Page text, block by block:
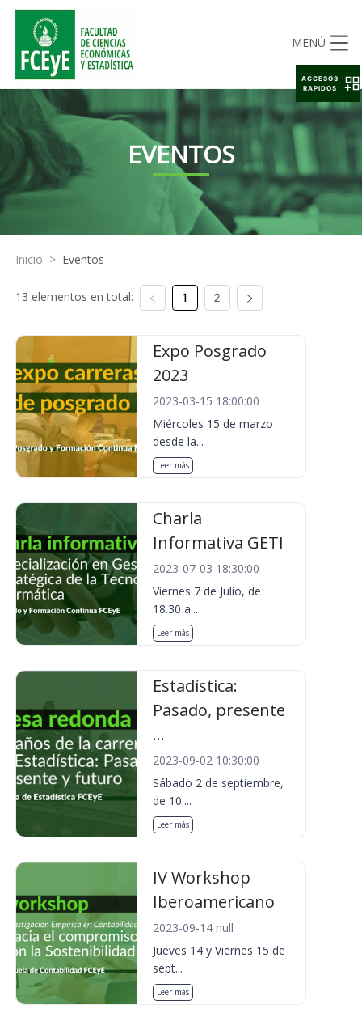
MENÚ
EVENTOS
Inicio > Eventos
13 elementos en total: 1 2
Expo Posgrado
2023
2023-03-15 18:00:00
Miércoles 15 de marzo
desde la...
Leer más
Charla
Informativa GETI
2023-07-03 18:30:00
Viernes 7 de Julio, de
18.30 a...
Leer más
Estadística:
Pasado, presente
...
2023-09-02 10:30:00
Sábado 2 de septiembre,
de 10....
Leer más
IV Workshop
Iberoamericano
2023-09-14 null
Jueves 14 y Viernes 15 de
sept...
Leer más
ACCESOS
RAPIDOS